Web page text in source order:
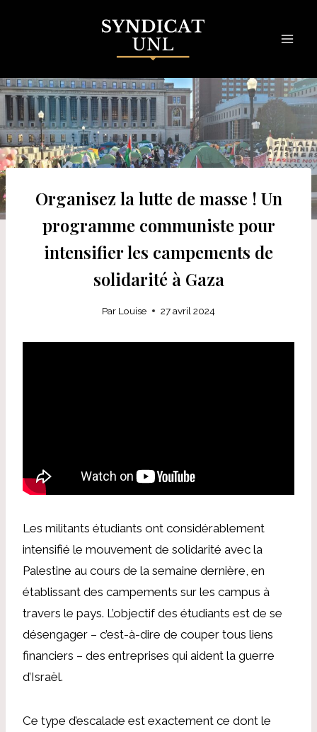
Organisez la lutte de masse ! Un
programme communiste pour
intensifier les campements de
solidarité à Gaza
Par Louise 27 avril 2024
Les militants étudiants ont considérablement
intensifié le mouvement de solidarité avec la
Palestine au cours de la semaine dernière, en
établissant des campements sur les campus à
travers le pays. L’objectif des étudiants est de se
désengager – c’est-à-dire de couper tous liens
financiers – des entreprises qui aident la guerre
d’Israël.
Ce type d’escalade est exactement ce dont le